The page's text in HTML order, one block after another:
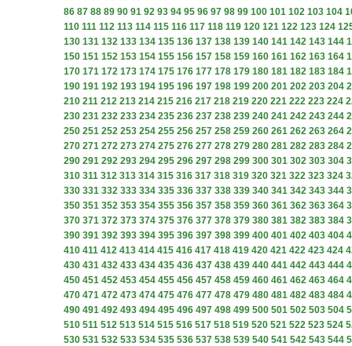
86 87 88 89 90 91 92 93 94 95 96 97 98 99 100 101 102 103 104
110 111 112 113 114 115 116 117 118 119 120 121 122 123 124
130 131 132 133 134 135 136 137 138 139 140 141 142 143 144
150 151 152 153 154 155 156 157 158 159 160 161 162 163 164
170 171 172 173 174 175 176 177 178 179 180 181 182 183 184
190 191 192 193 194 195 196 197 198 199 200 201 202 203 204
210 211 212 213 214 215 216 217 218 219 220 221 222 223 224
230 231 232 233 234 235 236 237 238 239 240 241 242 243 244
250 251 252 253 254 255 256 257 258 259 260 261 262 263 264
270 271 272 273 274 275 276 277 278 279 280 281 282 283 284
290 291 292 293 294 295 296 297 298 299 300 301 302 303 304
310 311 312 313 314 315 316 317 318 319 320 321 322 323 324
330 331 332 333 334 335 336 337 338 339 340 341 342 343 344
350 351 352 353 354 355 356 357 358 359 360 361 362 363 364
370 371 372 373 374 375 376 377 378 379 380 381 382 383 384
390 391 392 393 394 395 396 397 398 399 400 401 402 403 404
410 411 412 413 414 415 416 417 418 419 420 421 422 423 424
430 431 432 433 434 435 436 437 438 439 440 441 442 443 444
450 451 452 453 454 455 456 457 458 459 460 461 462 463 464
470 471 472 473 474 475 476 477 478 479 480 481 482 483 484
490 491 492 493 494 495 496 497 498 499 500 501 502 503 504
510 511 512 513 514 515 516 517 518 519 520 521 522 523 524
530 531 532 533 534 535 536 537 538 539 540 541 542 543 544